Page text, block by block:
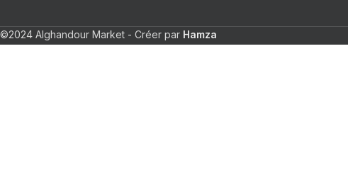
©2024 Alghandour Market - Créer par Hamza